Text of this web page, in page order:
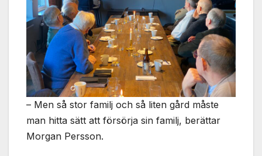
– Men så stor familj och så liten gård måste
man hitta sätt att försörja sin familj, berättar
Morgan Persson.